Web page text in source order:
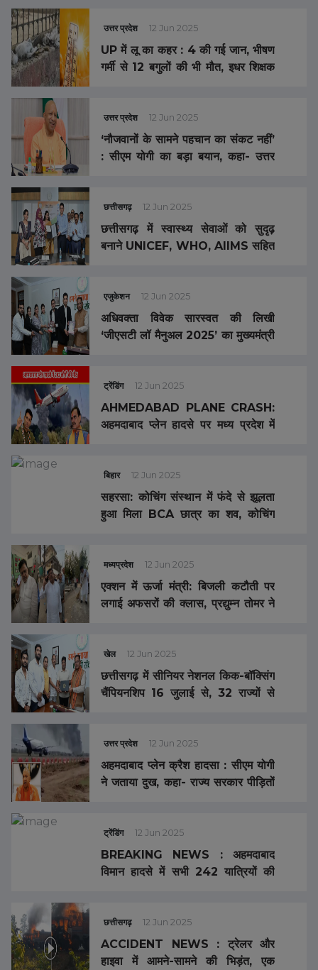
उत्तर प्रदेश 12 Jun 2025
UP में लू का कहर : 4 की गई जान, भीषण
गर्मी से 12 बगुलों की भी मौत, इधर शिक्षक
उत्तर प्रदेश 12 Jun 2025
‘नौजवानों के सामने पहचान का संकट नहीं’
: सीएम योगी का बड़ा बयान, कहा- उत्तर
छत्तीसगढ़ 12 Jun 2025
छत्तीसगढ़ में स्वास्थ्य सेवाओं को सुदृढ़
बनाने UNICEF, WHO, AIIMS सहित
एजुकेशन 12 Jun 2025
अधिवक्ता विवेक सारस्वत की लिखी
‘जीएसटी लॉ मैनुअल 2025’ का मुख्यमंत्री
ट्रेंडिंग 12 Jun 2025
AHMEDABAD PLANE CRASH:
अहमदाबाद प्लेन हादसे पर मध्य प्रदेश में
बिहार 12 Jun 2025
सहरसा: कोचिंग संस्थान में फंदे से झूलता
हुआ मिला BCA छात्र का शव, कोचिंग
मध्यप्रदेश 12 Jun 2025
एक्शन में ऊर्जा मंत्री: बिजली कटौती पर
लगाई अफसरों की क्लास, प्रद्युम्न तोमर ने
खेल 12 Jun 2025
छत्तीसगढ़ में सीनियर नेशनल किक-बॉक्सिंग
चैंपियनशिप 16 जुलाई से, 32 राज्यों से
उत्तर प्रदेश 12 Jun 2025
अहमदाबाद प्लेन क्रैश हादसा : सीएम योगी
ने जताया दुख, कहा- राज्य सरकार पीड़ितों
ट्रेंडिंग 12 Jun 2025
BREAKING NEWS : अहमदाबाद
विमान हादसे में सभी 242 यात्रियों की
छत्तीसगढ़ 12 Jun 2025
ACCIDENT NEWS : ट्रेलर और
हाइवा में आमने-सामने की भिड़ंत, एक